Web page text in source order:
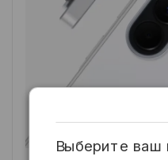
Выберите ваш